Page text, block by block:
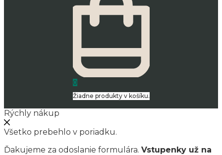
0
Žiadne produkty v košíku.
Rýchly nákup
Všetko prebehlo v poriadku.
Ďakujeme za odoslanie formulára. Vstupenky už na